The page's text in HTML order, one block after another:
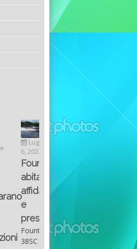
Luglio
6, 2022
Fountain 38SC
abitabilità,
affidabilità
prestazioni
Fountain
38SC è
Multiple
on
basic
GUITAR